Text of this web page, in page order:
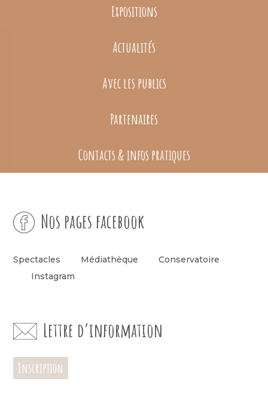
Expositions
Actualités
Avec les publics
Partenaires
Contacts & infos pratiques
Nos pages facebook
Spectacles Médiathèque
Conservatoire
Instagram
Lettre d’information
Inscription